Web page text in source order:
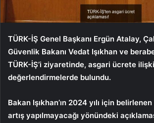
TÜRK-İŞ Genel Başkanı Ergün Atalay,
Güvenlik Bakanı Vedat Işıkhan ve
TÜRK-İŞ’i ziyaretinde, asgari ücrete
değerlendirmelerde bulundu.
Bakan Işıkhan’ın 2024 yılı için
artış yapılmayacağı yönündeki